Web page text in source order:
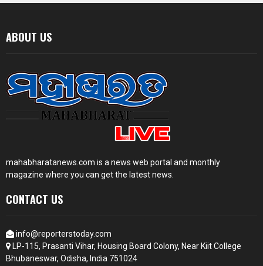
ABOUT US
mahabharatanews.com is a news web portal and monthly
magazine where you can get the latest news.
CONTACT US
info@reporterstoday.com
LP-115, Prasanti Vihar, Housing Board Colony, Near Kiit College
Bhubaneswar, Odisha, India 751024